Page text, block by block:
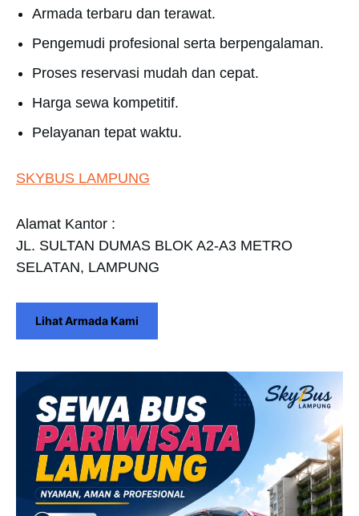
Armada terbaru dan terawat.
Pengemudi profesional serta berpengalaman.
Proses reservasi mudah dan cepat.
Harga sewa kompetitif.
Pelayanan tepat waktu.
SKYBUS LAMPUNG
Alamat Kantor :
JL. SULTAN DUMAS BLOK A2-A3 METRO
SELATAN, LAMPUNG
Lihat Armada Kami